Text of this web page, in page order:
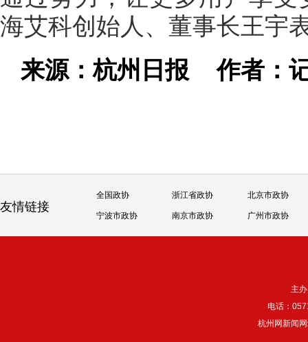
海艾科创始人、董事长王宇
来源：杭州日报作者：
友情链接
全国政协 浙江省政协 北京市政协
宁波市政协 南京市政协 广州市政协
主
电话：
杭州网新闻